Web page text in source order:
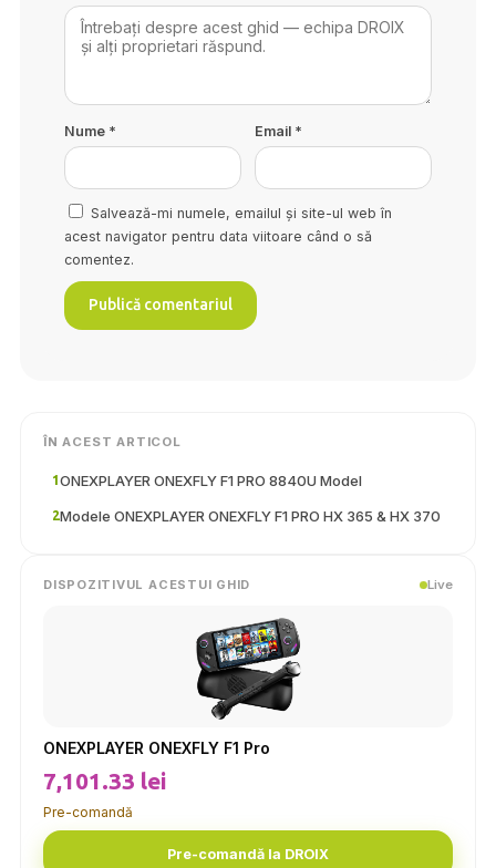
Nume * Email *
Salvează-mi numele, emailul și site-ul web în
acest navigator pentru data viitoare când o să
comentez.
ÎN ACEST ARTICOL
1ONEXPLAYER ONEXFLY F1 PRO 8840U Model
2Modele ONEXPLAYER ONEXFLY F1 PRO HX 365 & HX 370
DISPOZITIVUL ACESTUI GHID Live
ONEXPLAYER ONEXFLY F1 Pro
7,101.33 lei
Pre-comandă
Pre-comandă la DROIX